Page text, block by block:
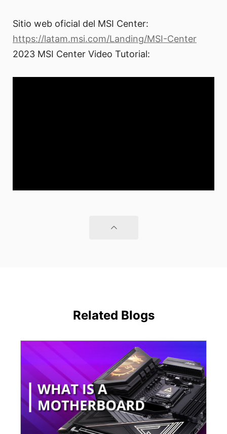
Sitio web oficial del MSI Center:
https://latam.msi.com/Landing/MSI-Center
2023 MSI Center Video Tutorial:
Related Blogs